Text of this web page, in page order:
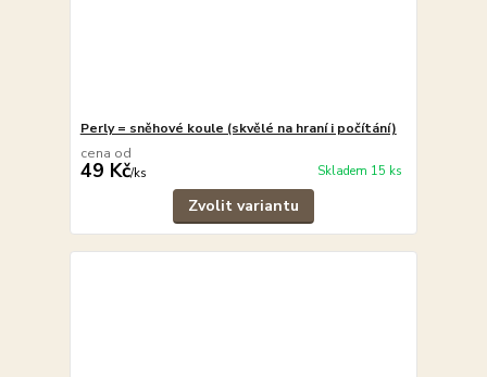
Perly = sněhové koule (skvělé na hraní i počítání)
cena od
49 Kč/ks Skladem 15 ks
Zvolit variantu